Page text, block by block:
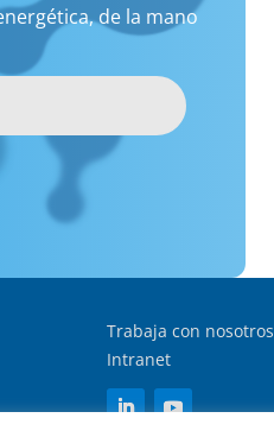
de la mano
Trabaja con nosotros
Intranet